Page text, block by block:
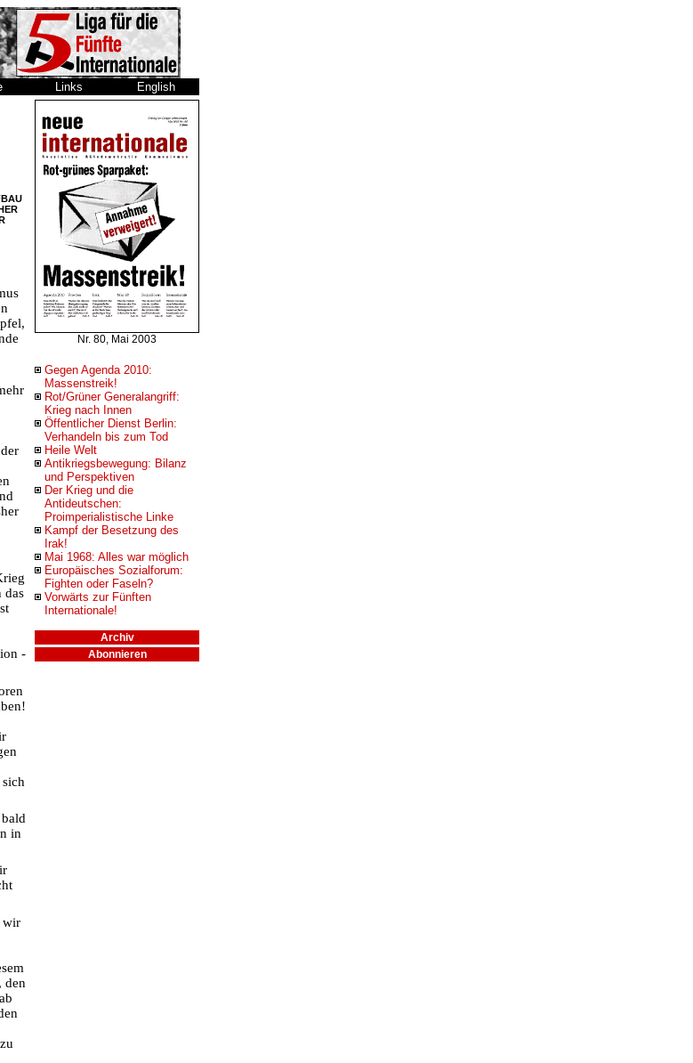
Links English
das
-
in
wir
den
Nr. 80, Mai 2003
Gegen Agenda 2010:
Massenstreik!
Rot/Grüner Generalangriff:
Krieg nach Innen
Öffentlicher Dienst Berlin:
Verhandeln bis zum Tod
Heile Welt
Antikriegsbewegung: Bilanz
und Perspektiven
Der Krieg und die
Antideutschen:
Proimperialistische Linke
Kampf der Besetzung des
Irak!
Mai 1968: Alles war möglich
Europäisches Sozialforum:
Fighten oder Faseln?
Vorwärts zur Fünften
Internationale!
Archiv
Abonnieren